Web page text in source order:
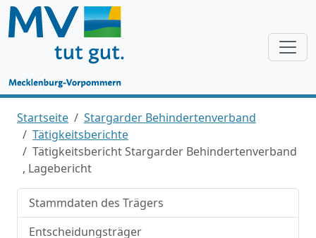
Startseite
Stargarder Behindertenverband
Tätigkeitsberichte
Tätigkeitsbericht Stargarder Behindertenverband
, Lagebericht
Stammdaten des Trägers
Entscheidungsträger